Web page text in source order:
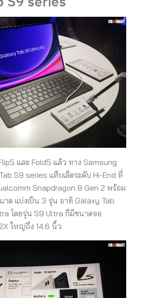
และ Fold5 แล้ว ทาง Samsung
S9 series แท็บเล็ตระดับ Hi-End ที่
Snapdragon 8 Gen 2 พร้อม
าด แบ่งเป็น 3 รุ่น อาทิ Galaxy Tab
โดยรุ่น S9 Ultra ก็มีขนาดจอ
ใหญ่ถึง 14.6 นิ้ว